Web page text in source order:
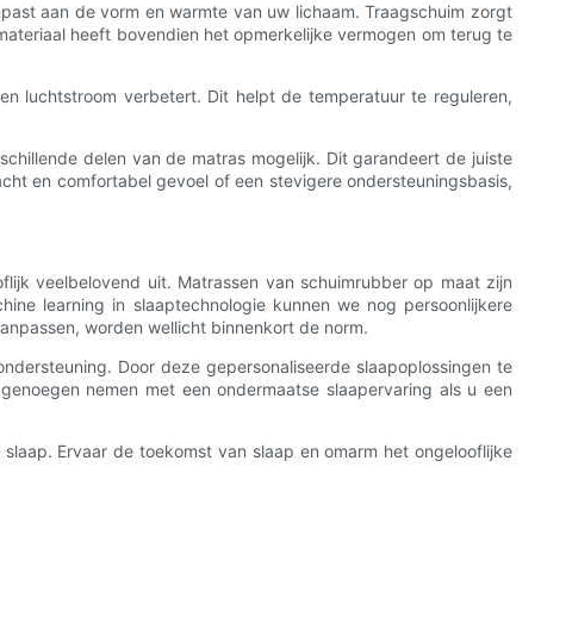
aan de vorm en warmte van uw lichaam. Traagschuim zorgt
heeft bovendien het opmerkelijke vermogen om terug te
luchtstroom verbetert. Dit helpt de temperatuur te reguleren,
delen van de matras mogelijk. Dit garandeert de juiste
en comfortabel gevoel of een stevigere ondersteuningsbasis,
veelbelovend uit. Matrassen van schuimrubber op maat zijn
learning in slaaptechnologie kunnen we nog persoonlijkere
worden wellicht binnenkort de norm.
Door deze gepersonaliseerde slaapoplossingen te
nemen met een ondermaatse slaapervaring als u een
Ervaar de toekomst van slaap en omarm het ongelooflijke